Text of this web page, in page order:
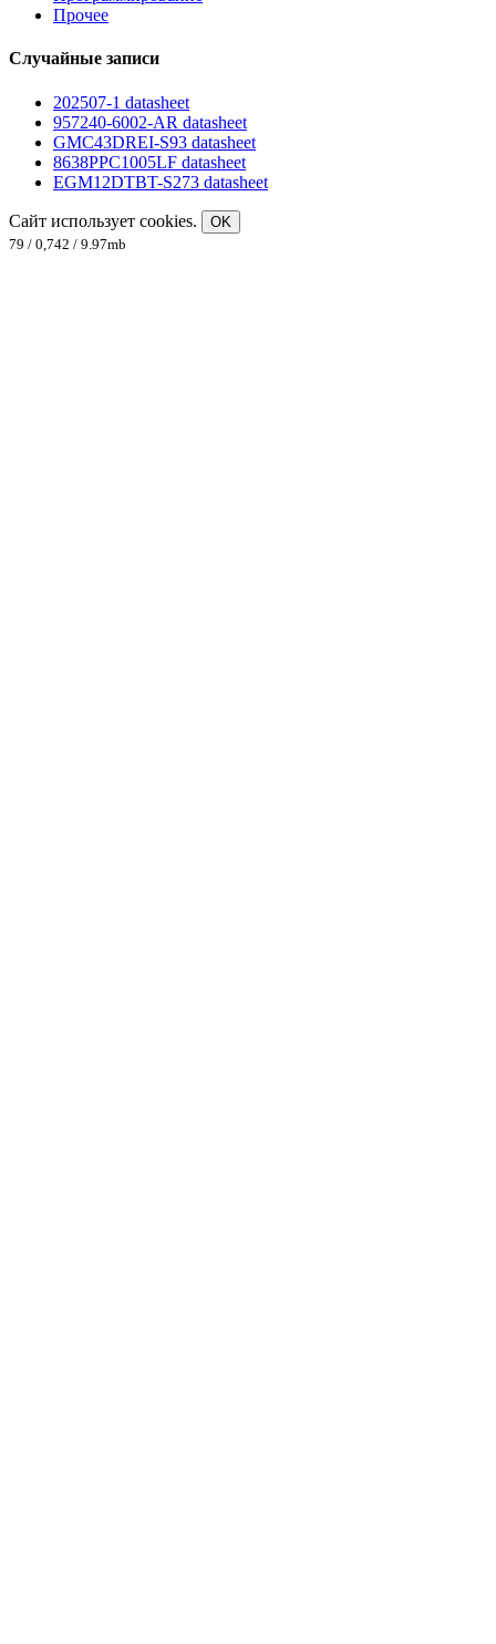
Прочее
Случайные записи
202507-1 datasheet
957240-6002-AR datasheet
GMC43DREI-S93 datasheet
8638PPC1005LF datasheet
EGM12DTBT-S273 datasheet
Сайт использует cookies.
OK
79 / 0,742 / 9.97mb